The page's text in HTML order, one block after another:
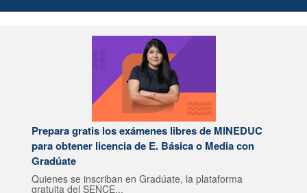
Prepara gratis los exámenes libres de MINEDUC
para obtener licencia de E. Básica o Media con
Gradúate
Quienes se inscriban en Gradúate, la plataforma
gratuita del SENCE...